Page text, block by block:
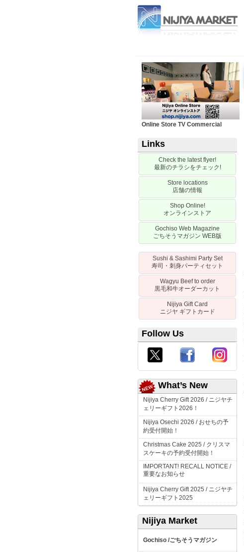
Online Store TV Commercial
Links
Check the latest flyer!
最新のチラシをチェック !
Store locations
店舗の情報
Shop Online!
オンラインストア
Gochiso Web Magazine
ごちそうマガジン WEB版
Sushi & Sashimi Party Set
寿司・刺身パーティセット
Wagyu Beef to order
黒毛和牛オーダーカット
Nijiya Gift Card
ニジヤ ギフトカード
Follow Us
What’s New
Nijiya Cherry Gift 2026 / ニジヤチ
ェリーギフト 2026！
Nijiya Osechi 2026 / おせちの予
約受付開始！
Christmas Cake 2025 / クリスマ
スケーキの予約受付開始！
IMPORTANT! RECALL NOTICE /
重要なお知らせ
Nijiya Cherry Gift 2025 / ニジヤチ
ェリーギフト 2025
Nijiya Market
Gochiso /ごちそうマガジン